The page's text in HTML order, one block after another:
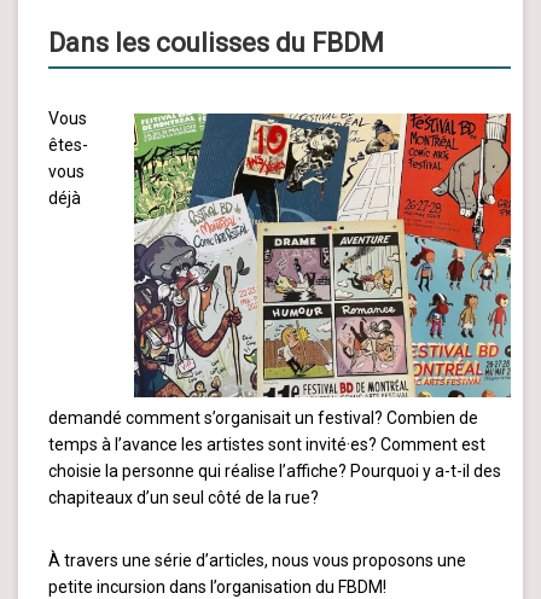
Dans les coulisses du FBDM
Vous
êtes-
vous
déjà
demandé comment s’organisait un festival? Combien de
temps à l’avance les artistes sont invité·es? Comment est
choisie la personne qui réalise l’affiche? Pourquoi y a-t-il des
chapiteaux d’un seul côté de la rue?
À travers une série d’articles, nous vous proposons une
petite incursion dans l’organisation du FBDM!